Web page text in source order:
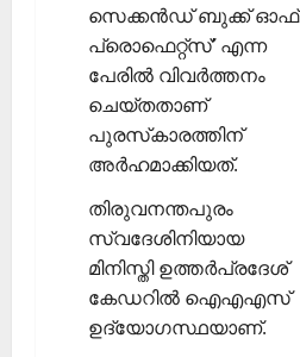
സെക്കന്‍ഡ് ബുക്ക് ഓഫ്
പ്രൊഫെറ്റ്‌സ്’ എന്ന
പേരില്‍ വിവര്‍ത്തനം
ചെയ്തതാണ്
പുരസ്‌കാരത്തിന്
അര്‍ഹമാക്കിയത്.
തിരുവനന്തപുരം
സ്വദേശിനിയായ
മിനിസ്തി ഉത്തര്‍പ്രദേശ്
കേഡറില്‍ ഐഎഎസ്
ഉദ്യോഗസ്ഥയാണ്.